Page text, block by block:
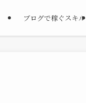
ブログで稼ぐスキル